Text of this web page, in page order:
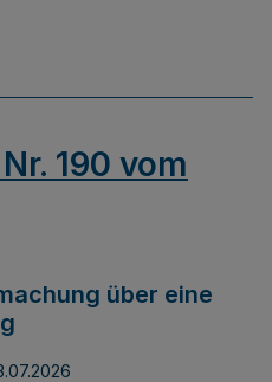
190 vom
über eine